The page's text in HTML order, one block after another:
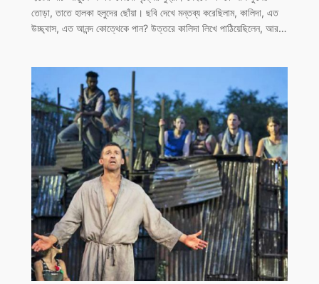
তোড়া, তাতে হালকা হলুদের ছোঁয়া। ছবি দেখে মন্তব্য করেছিলাম, কালিদা, এত
উচ্ছ্বাস, এত আনন্দ কোত্থেকে পান? উত্তরে কালিদা লিখে পাঠিয়েছিলেন, আর…